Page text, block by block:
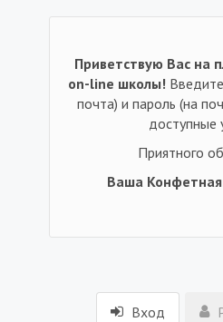
Приветствую Вас на
on-line школы!
почта) и пароль (на
доступные
Приятного
Ваша
Вход